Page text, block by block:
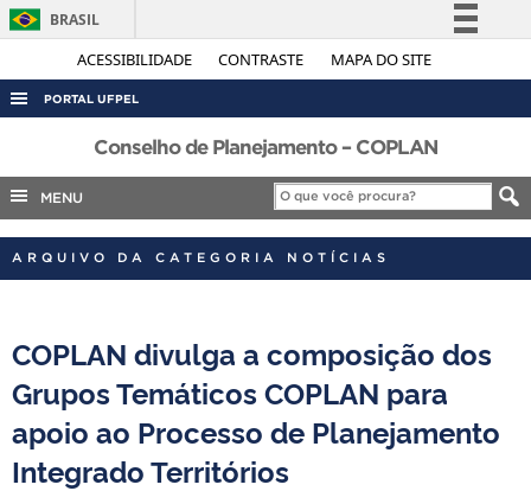
ACESSIBILIDADE CONTRASTE MAPA DO SITE
BRASIL
Simplifique!
Legislação
Canais
PORTAL UFPEL
ACESSO À INFORMAÇÃO
AUDITORIA
COBALTO
CONCURSOS
PORTARIAS
Conselho de Planejamento – COPLAN
MENU
ARQUIVO DA CATEGORIA NOTÍCIAS
COPLAN divulga a composição dos
Grupos Temáticos COPLAN para
apoio ao Processo de Planejamento
Integrado Territórios